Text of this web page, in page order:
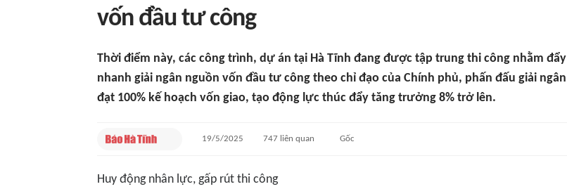
vốn đầu tư công
Thời điểm này, các công trình, dự án tại Hà Tĩnh đang được tập trung thi công nhằm đẩy
nhanh giải ngân nguồn vốn đầu tư công theo chỉ đạo của Chính phủ, phấn đấu giải ngân
đạt 100% kế hoạch vốn giao, tạo động lực thúc đẩy tăng trưởng 8% trở lên.
19/5/2025 747 liên quan Gốc
Huy động nhân lực, gấp rút thi công